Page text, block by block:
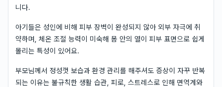
니다.
아기들은 성인에 비해 피부 장벽이 완성되지 않아 외부 자극에 취
약하며, 체온 조절 능력이 미숙해 몸 안의 열이 피부 표면으로 쉽게
몰리는 특성이 있어요.
부모님께서 정성껏 보습과 환경 관리를 해주셔도 증상이 자꾸 반복
되는 이유는 불규칙한 생활 습관, 피로, 스트레스로 인해 면역계와